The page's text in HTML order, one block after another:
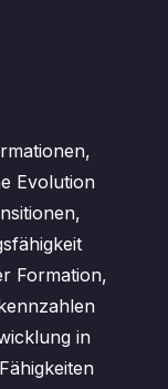
Evolution
Formation,
in